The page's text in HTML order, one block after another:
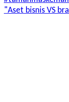
"Aset bisnis VS